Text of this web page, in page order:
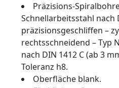
Präzisions-
Schnellarbeitsstahl nach
präzisionsgeschliffen –
rechtsschneidend – Typ
nach DIN 1412 C (ab 3
Toleranz h8.
Oberfläche blank.